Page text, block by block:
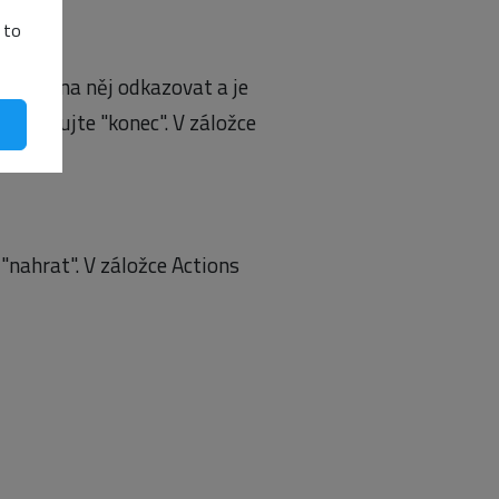
to
se na něj odkazovat a je
"konec". V záložce
V záložce Actions